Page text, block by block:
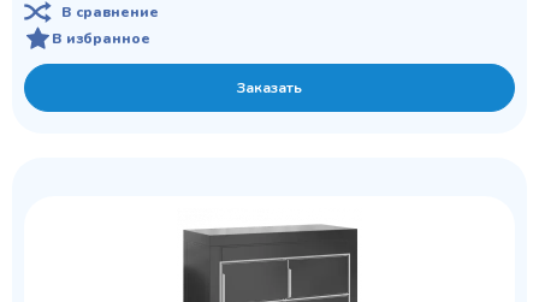
В сравнение
В избранное
Заказать